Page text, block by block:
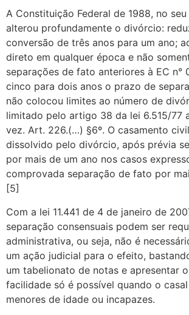
A Constituição Federal de 1988, no
alterou profundamente o divórcio:
conversão de três anos para um ano;
direto em qualquer época e não
separações de fato anteriores à EC n°
cinco para dois anos o prazo de
não colocou limites ao número de
limitado pelo artigo 38 da lei 6.515/77
vez. Art. 226.(…) §6º. O casamento
dissolvido pelo divórcio, após prévia
por mais de um ano nos casos
comprovada separação de fato por
[5]
Com a lei 11.441 de 4 de janeiro de
separação consensuais podem ser
administrativa, ou seja, não é
um ação judicial para o efeito,
um tabelionato de notas e apresentar
facilidade só é possível quando o
menores de idade ou incapazes.